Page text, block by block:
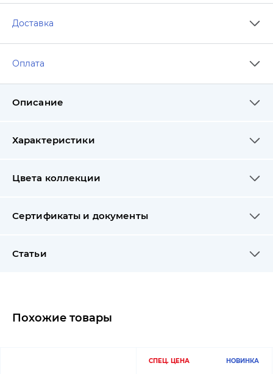
Доставка
Оплата
Описание
Характеристики
Цвета коллекции
Сертификаты и документы
Статьи
Похожие товары
СПЕЦ. ЦЕНА НОВИНКА